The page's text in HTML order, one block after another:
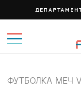
ФУТБОЛКА МЕЧ